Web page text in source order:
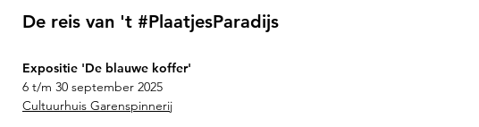
De reis van 't #PlaatjesParadijs
Expositie 'De blauwe koffer'
6 t/m 30 september 2025
Cultuurhuis Garenspinnerij